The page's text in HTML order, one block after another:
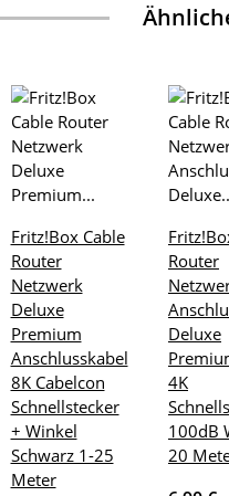
Fritz!Box Cable
Router
Netzwerk
Deluxe
Premium
Anschlusskabel
8K Cabelcon
Schnellstecker
+ Winkel
Schwarz 1-25
Meter
Router
Deluxe
4K
100dB
20